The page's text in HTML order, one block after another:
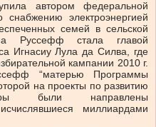
автором федеральной
электроэнергией
семей в сельской
Руссефф стала главой
Игнасиу Лула да Силва, где
кампании 2010 г.
“матерью Программы
на проекты по развитию
были направлены
миллиардами